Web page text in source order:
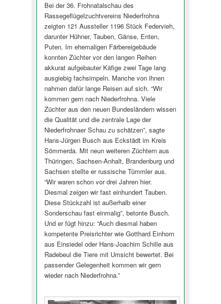
Bei der 36. Frohnatalschau des
Rassegeflügelzuchtvereins Niederfrohna
zeigten 121 Aussteller 1196 Stück Federvieh,
darunter Hühner, Tauben, Gänse, Enten,
Puten. Im ehemaligen Färbereigebäude
konnten Züchter vor den langen Reihen
akkurat aufgebauter Käfige zwei Tage lang
ausgiebig fachsimpeln. Manche von ihnen
nahmen dafür lange Reisen auf sich. “Wir
kommen gern nach Niederfrohna. Viele
Züchter aus den neuen Bundesländern wissen
die Qualität und die zentrale Lage der
Niederfrohnaer Schau zu schätzen”, sagte
Hans-Jürgen Busch aus Eckstädt im Kreis
Sömmerda. Mit neun weiteren Züchtern aus
Thüringen, Sachsen-Anhalt, Brandenburg und
Sachsen stellte er russische Tümmler aus.
“Wir waren schon vor drei Jahren hier.
Diesmal zeigen wir fast einhundert Tauben.
Diese Stückzahl ist außerhalb einer
Sonderschau fast einmalig”, betonte Busch.
Und er fügt hinzu: “Auch diesmal haben
kompetente Preisrichter wie Gotthard Einhorn
aus Einsiedel oder Hans-Joachim Schille aus
Radebeul die Tiere mit Umsicht bewertet. Bei
passender Gelegenheit kommen wir gern
wieder nach Niederfrohna.”